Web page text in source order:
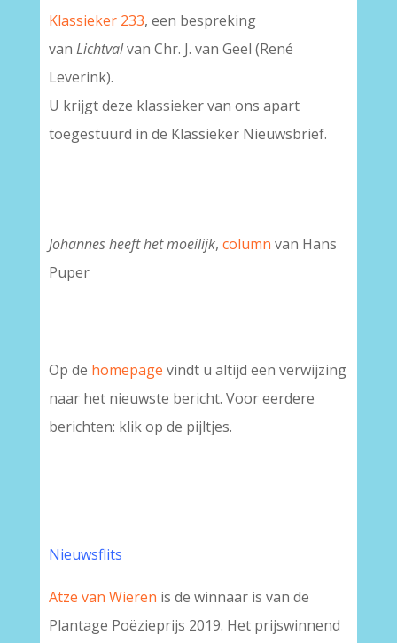
Klassieker 233, een bespreking
van Lichtvalvan Chr. J. van Geel (René
Leverink).
U krijgt deze klassieker van ons apart
toegestuurd in de Klassieker Nieuwsbrief.
Johannes heeft het moeilijk, column van Hans
Puper
Op de homepage vindt u altijd een verwijzing
naar het nieuwste bericht. Voor eerdere
berichten: klik op de pijltjes.
Nieuwsflits
Atze van Wieren is de winnaar is van de
Plantage Poëzieprijs 2019. Het prijswinnend